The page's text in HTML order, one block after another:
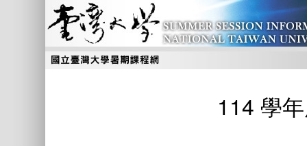
114 學